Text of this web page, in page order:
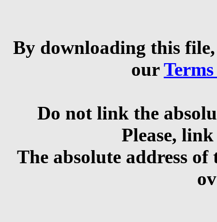
By downloading this
our
Do not link the
Please,
The absolute address